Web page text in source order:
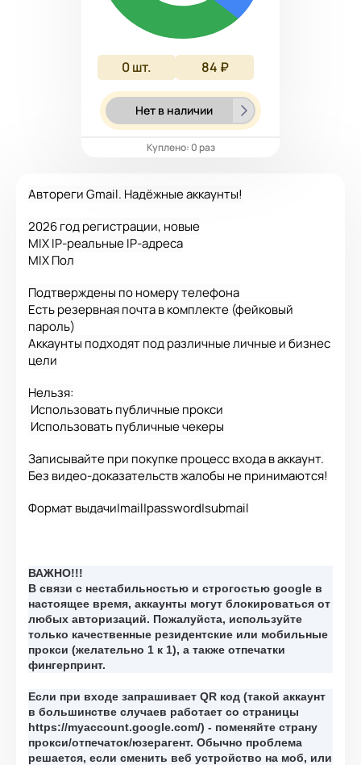
0шт. 84 ₽
Нет в наличии
Куплено: 0 раз
Автореги Gmail. Надёжные аккаунты!
2026 год регистрации, новые
MIX IP-реальные IP-адреса
MIX Пол
Подтверждены по номеру телефона
Есть резервная почта в комплекте (фейковый
пароль)
Аккаунты подходят под различные личные и бизнес
цели
Нельзя:
Использовать публичные прокси
Использовать публичные чекеры
Записывайте при покупке процесс входа в аккаунт.
Без видео-доказательств жалобы не принимаются!
Формат выдачи|mail|password|submail
ВАЖНО!!!
В связи с нестабильностью и строгостью google в
настоящее время, аккаунты могут блокироваться от
любых авторизаций. Пожалуйста, используйте
только качественные резидентские или мобильные
прокси (желательно 1 к 1), а также отпечатки
фингерпринт.
Если при входе запрашивает QR код (такой аккаунт
в большинстве случаев работает со страницы
https://myaccount.google.com/) - поменяйте страну
прокси/отпечаток/юзерагент. Обычно проблема
решается, если сменить веб устройство на моб, или